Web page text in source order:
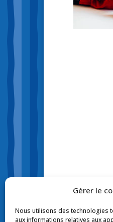
Gérer le
Nous utilisons des technologies
aux informations relatives aux